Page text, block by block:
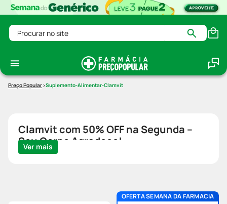
Procurar no site
Suplemento-Alimentar-Clamvit
Clamvit com 50% OFF na Segunda –
Seu Corpo Agradece!
Ver mais
OFERTA SEMANA DA FARMACIA